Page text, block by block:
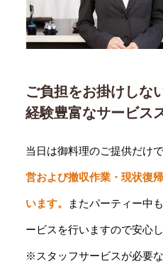
ご負担をお掛けしな
経験豊富なサービス
当日は御料理のご提供だけ
営および撤収作業・現状復
います。 またパーティー中
ービスを行いますので安心
※スタッフサービスが必要